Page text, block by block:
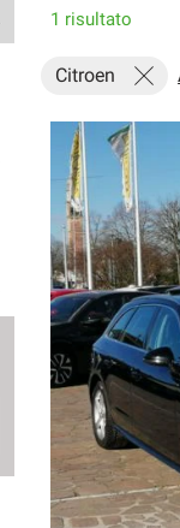
1 risultato
Citroen